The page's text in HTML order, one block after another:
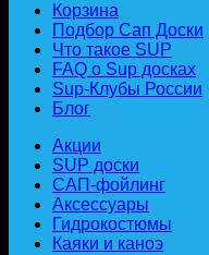
Корзина
Подбор Сап Доски
Что такое SUP
FAQ о Sup досках
Sup-Клубы России
Блог
Акции
SUP доски
САП-фойлинг
Аксессуары
Гидрокостюмы
Каяки и каноэ